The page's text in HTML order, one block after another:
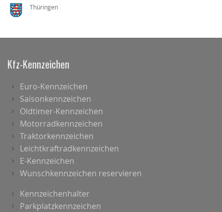
Thüringen
Kfz-Kennzeichen
Euro-Kennzeichen
Saisonkennzeichen
Oldtimer-Kennzeichen
Motorradkennzeichen
Traktorkennzeichen
Leichtkraftradkennzeichen
E-Kennzeichen
Wunschkennzeichen reservieren
Kennzeichenhalter
Parkplatzkennzeichen